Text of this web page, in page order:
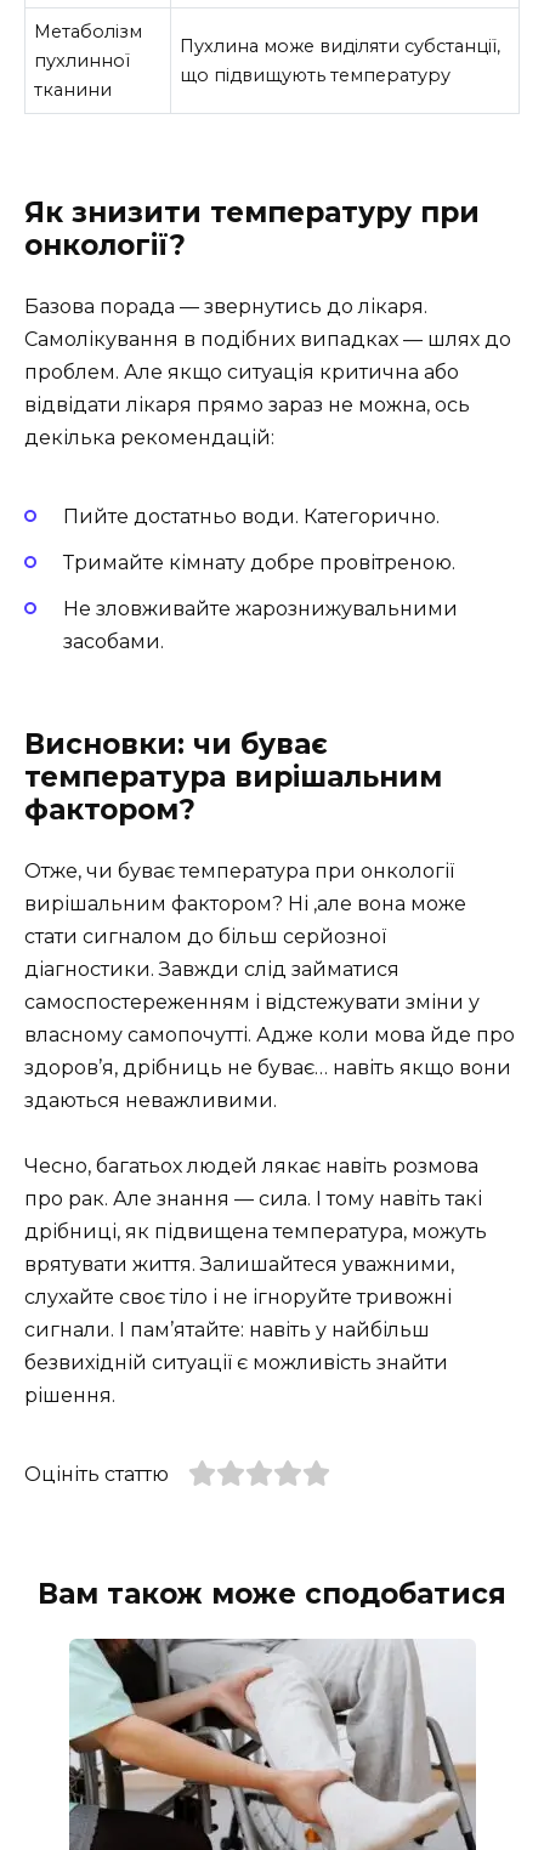
Метаболізм
пухлинної
тканини
Пухлина може виділяти субстанції,
що підвищують температуру
Як знизити температуру при
онкології?
Базова порада — звернутись до лікаря.
Самолікування в подібних випадках — шлях до
проблем. Але якщо ситуація критична або
відвідати лікаря прямо зараз не можна, ось
декілька рекомендацій:
Пийте достатньо води. Категорично.
Тримайте кімнату добре провітреною.
Не зловживайте жарознижувальними
засобами.
Висновки: чи буває
температура вирішальним
фактором?
Отже, чи буває температура при онкології
вирішальним фактором? Ні ,але вона може
стати сигналом до більш серйозної
діагностики. Завжди слід займатися
самоспостереженням і відстежувати зміни у
власному самопочутті. Адже коли мова йде про
здоров’я, дрібниць не буває… навіть якщо вони
здаються неважливими.
Чесно, багатьох людей лякає навіть розмова
про рак. Але знання — сила. І тому навіть такі
дрібниці, як підвищена температура, можуть
врятувати життя. Залишайтеся уважними,
слухайте своє тіло і не ігноруйте тривожні
сигнали. І пам’ятайте: навіть у найбільш
безвихідній ситуації є можливість знайти
рішення.
Оцініть статтю
Вам також може сподобатися